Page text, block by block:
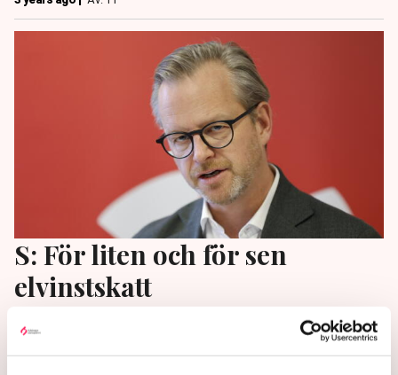
S: För liten och för sen
elvinstskatt
En majoritet i finansutskott stödjer förslaget om en
tillfällig skatt på övervinster hos elproducenter. Den